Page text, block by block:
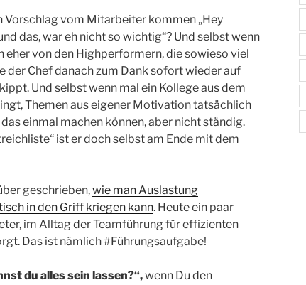
Vorschlag vom Mitarbeiter kommen „Hey
das, war eh nicht so wichtig“? Und selbst wenn
eher von den Highperformern, die sowieso viel
der Chef danach zum Dank sofort wieder auf
Und selbst wenn mal ein Kollege aus dem
Themen aus eigener Motivation tatsächlich
einmal machen können, aber nicht ständig.
ist er doch selbst am Ende mit dem
geschrieben,wie man Auslastung
in den Griff kriegen kann. Heute ein paar
im Alltag der Teamführung für effizienten
Das ist nämlich #Führungsaufgabe!
du alles sein lassen?“,wenn Du den